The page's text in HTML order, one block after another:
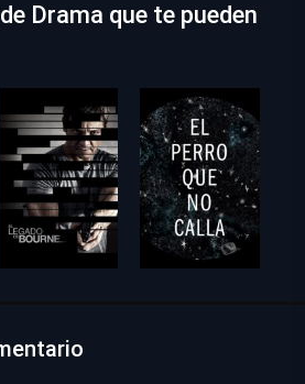
Drama que te pueden